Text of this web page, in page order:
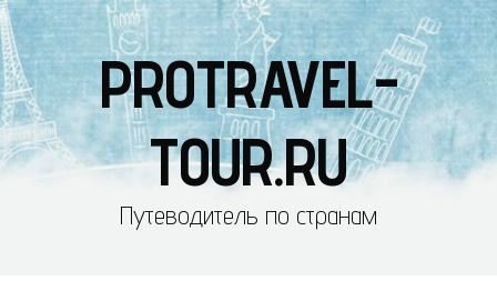
PROTRAVEL-
TOUR.RU
Путеводитель по странам